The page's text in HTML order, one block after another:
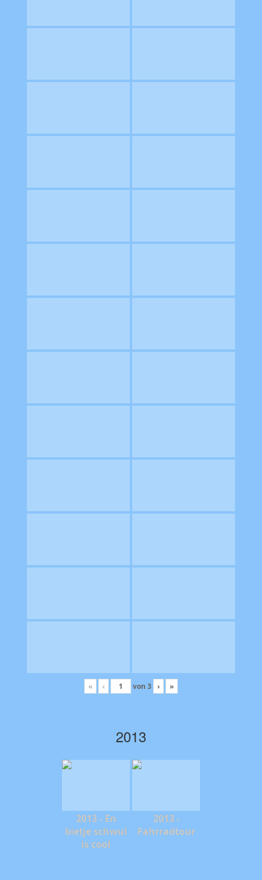
« ‹ von 3 › »
2013
2013 - En
bietje schwul
is cool
2013 -
Fahrradtour